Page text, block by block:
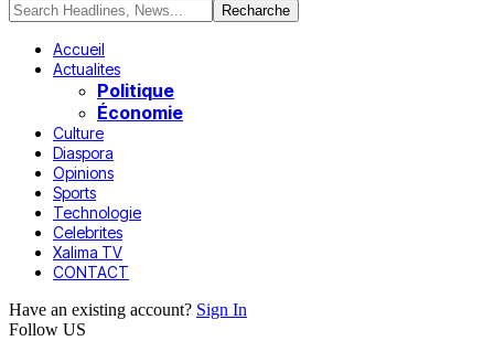
Accueil
Actualites
Politique
Économie
Culture
Diaspora
Opinions
Sports
Technologie
Celebrites
Xalima TV
CONTACT
Have an existing account? Sign In
Follow US